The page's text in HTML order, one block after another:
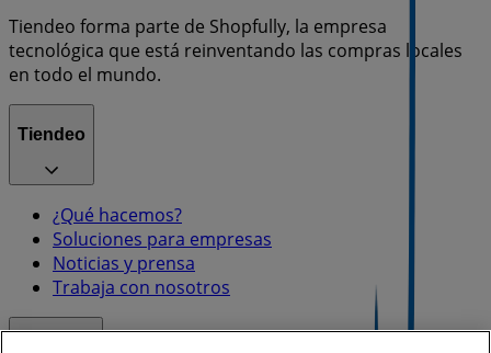
Tiendeo forma parte de Shopfully, la empresa
tecnológica que está reinventando las compras locales
en todo el mundo.
Tiendeo
¿Qué hacemos?
Soluciones para empresas
Noticias y prensa
Trabaja con nosotros